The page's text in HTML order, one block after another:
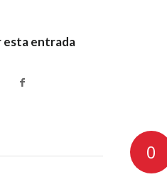
esta entrada
0